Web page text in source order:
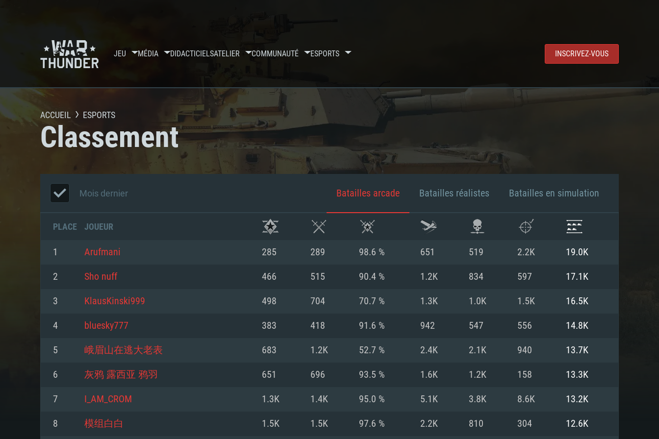
JEU MÉDIA DIDACTICIELSATELIER COMMUNAUTÉ ESPORTS INSCRIVEZ-VOUS
CONFIGURATION SYSTÈME REQUISE
ACCUEIL ESPORTS
Classement
Mois dernier Batailles arcade Batailles réalistes Batailles en simulation
PLACE JOUEUR
1 Arufmani 285 289 98.6 % 651 519 2.2K 19.0K
2 Sho nuff 466 515 90.4 % 1.2K 834 597 17.1K
3 KlausKinski999 498 704 70.7 % 1.3K 1.0K 1.5K 16.5K
4 bluesky777 383 418 91.6 % 942 547 556 14.8K
5 峨眉山在逃大老表 683 1.2K 52.7 % 2.4K 2.1K 940 13.7K
6 灰鸦 露西亚 鸦羽 651 696 93.5 % 1.6K 1.2K 158 13.3K
7 I_AM_CROM 1.3K 1.4K 95.0 % 5.1K 3.8K 8.6K 13.2K
8 模组白白 1.5K 1.5K 97.6 % 2.2K 810 304 12.6K